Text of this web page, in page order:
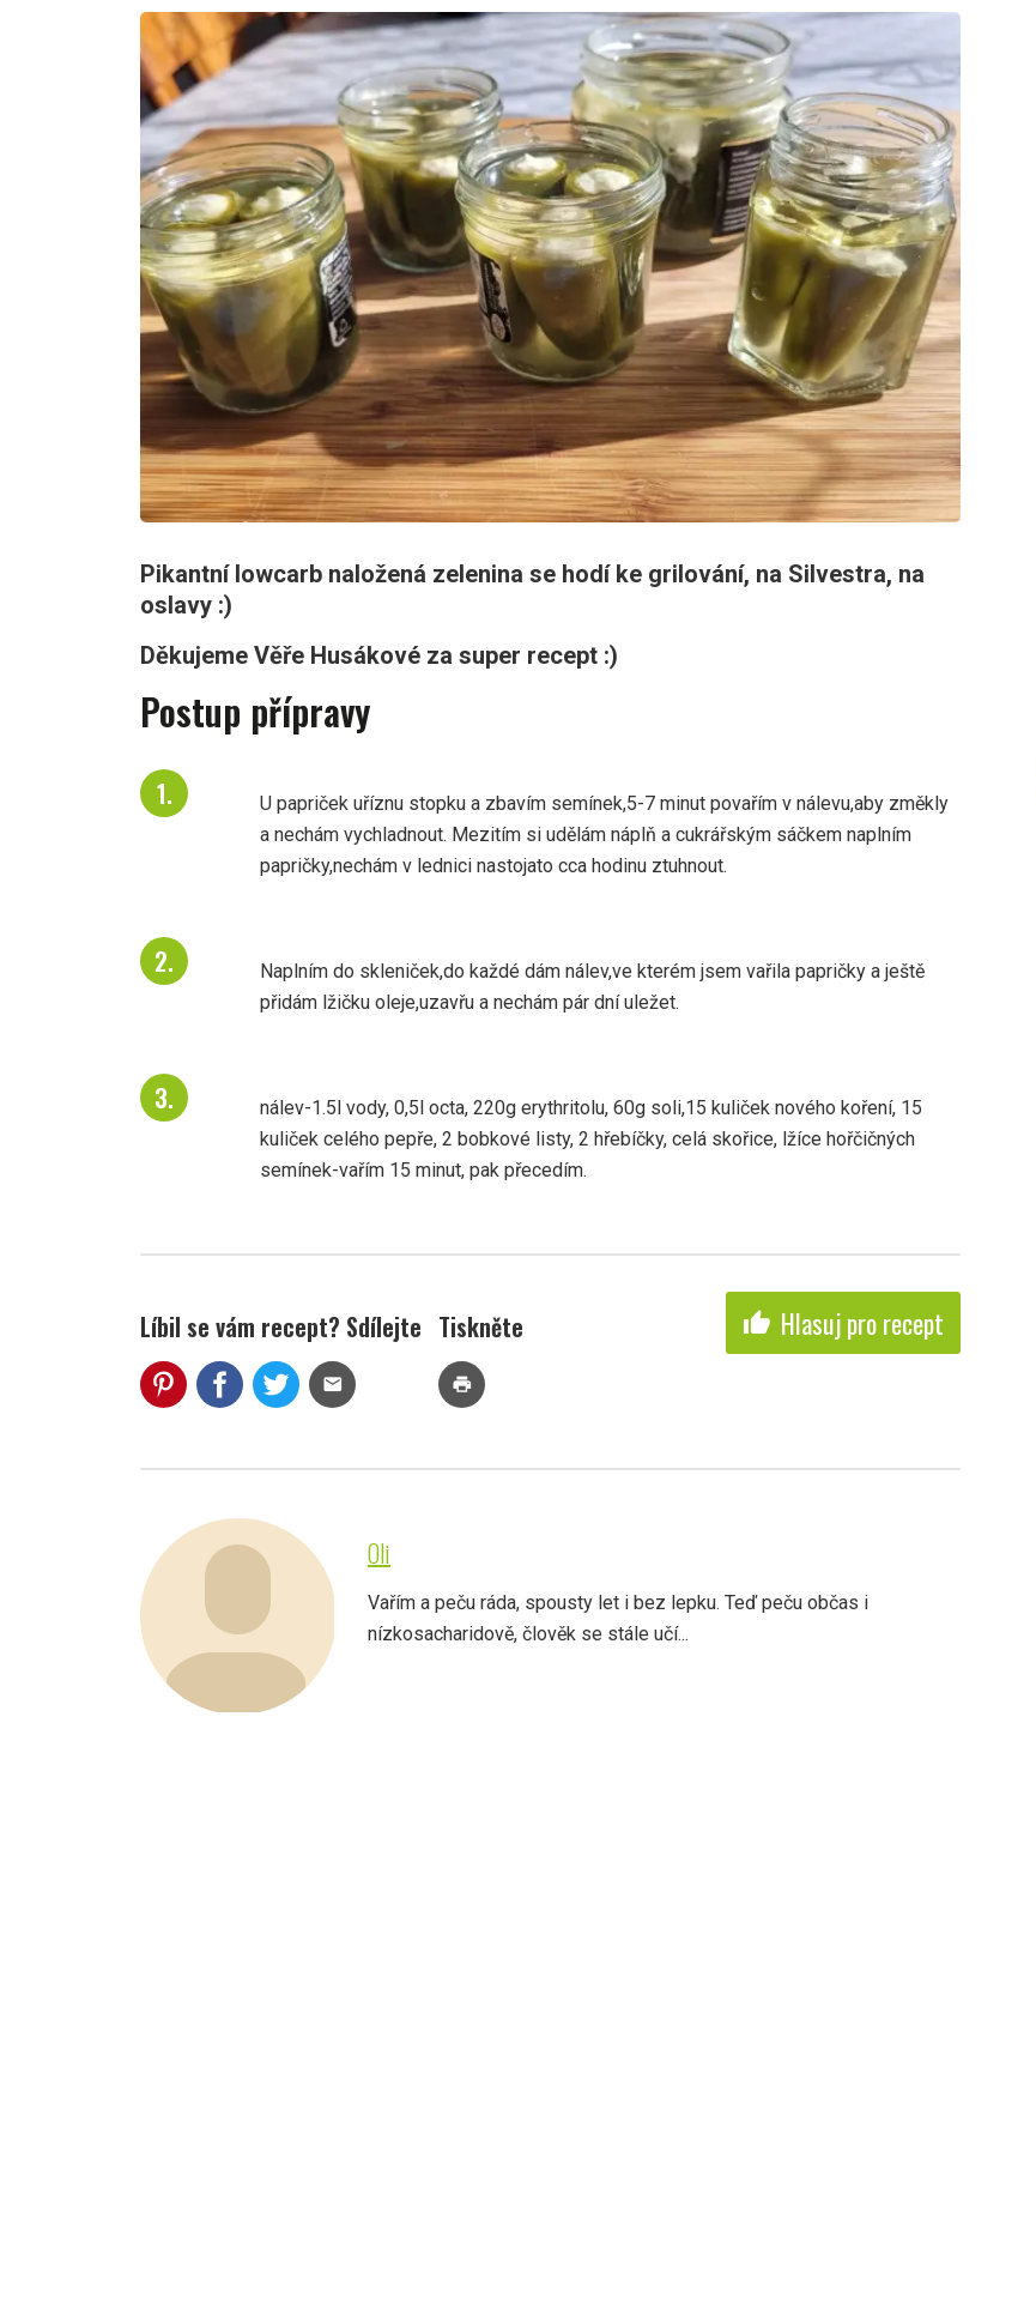
Pikantní lowcarb naložená zelenina se hodí ke grilování, na Silvestra, na
oslavy :)
Děkujeme Věře Husákové za super recept :)
Postup přípravy
U papriček uříznu stopku a zbavím semínek,5-7 minut povařím v nálevu,aby změkly
a nechám vychladnout. Mezitím si udělám náplň a cukrářským sáčkem naplním
papričky,nechám v lednici nastojato cca hodinu ztuhnout.
Naplním do skleniček,do každé dám nálev,ve kterém jsem vařila papričky a ještě
přidám lžičku oleje,uzavřu a nechám pár dní uležet.
nálev-1.5l vody, 0,5l octa, 220g erythritolu, 60g soli,15 kuliček nového koření, 15
kuliček celého pepře, 2 bobkové listy, 2 hřebíčky, celá skořice, lžíce hořčičných
semínek-vařím 15 minut, pak přecedím.
Líbil se vám recept? Sdílejte
mail
Tiskněte
print
thumb_up Hlasuj pro recept
Oli
Vařím a peču ráda, spousty let i bez lepku. Teď peču občas i
nízkosacharidově, člověk se stále učí...